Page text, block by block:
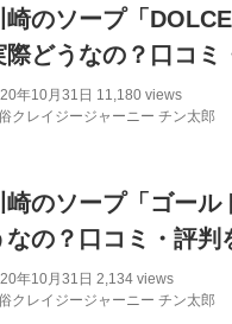
崎のソープ「
際どうなの？口コミ
年10月31日 11,180 views
クレイジージャーニー チン太郎
崎のソープ「ゴール
なの？口コミ・評判
年10月31日 2,134 views
クレイジージャーニー チン太郎